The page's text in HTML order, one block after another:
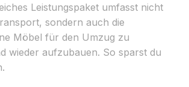
Leistungspaket umfasst nicht
sondern auch die
Möbel für den Umzug zu
wieder aufzubauen. So sparst du